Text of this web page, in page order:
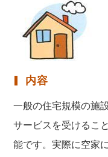
内容
一般の住宅規模の施
サービスを受けるこ
能です。実際に空家